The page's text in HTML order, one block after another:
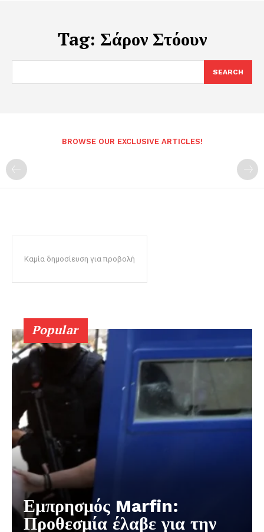
Tag: Σάρον Στόουν
SEARCH
BROWSE OUR EXCLUSIVE ARTICLES!
Καμία δημοσίευση για προβολή
Popular
Εμπρησμός Marfin:
Προθεσμία έλαβε για την